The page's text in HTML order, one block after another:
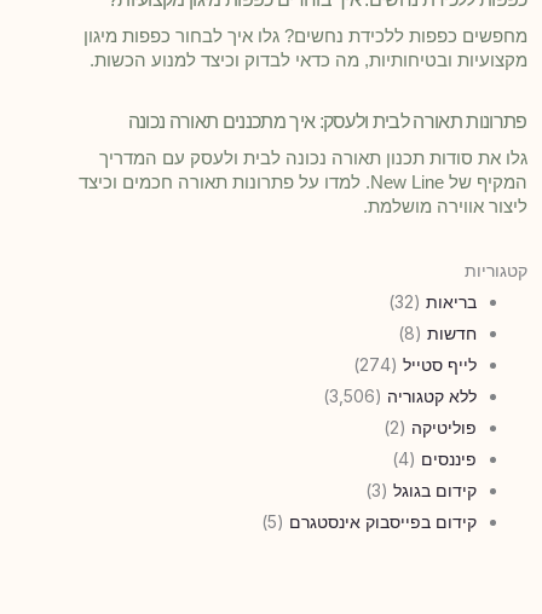
מחפשים כפפות ללכידת נחשים? גלו איך לבחור כפפות מיגון
מקצועיות ובטיחותיות, מה כדאי לבדוק וכיצד למנוע הכשות.
פתרונות תאורה לבית ולעסק: איך מתכננים תאורה נכונה
גלו את סודות תכנון תאורה נכונה לבית ולעסק עם המדריך
המקיף של New Line. למדו על פתרונות תאורה חכמים וכיצד
ליצור אווירה מושלמת.
קטגוריות
בריאות (32)
חדשות (8)
לייף סטייל (274)
ללא קטגוריה (3,506)
פוליטיקה (2)
פיננסים (4)
קידום בגוגל (3)
קידום בפייסבוק אינסטגרם (5)